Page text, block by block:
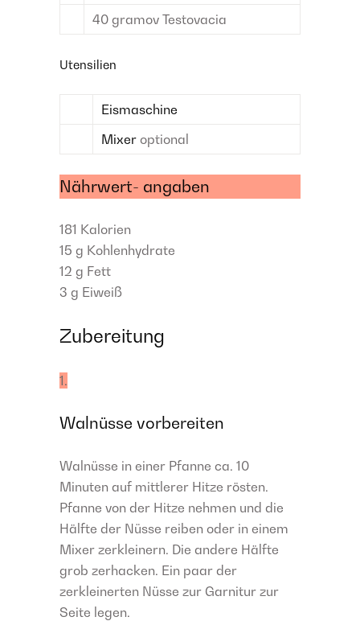
40 gramov Testovacia
Utensilien
Eismaschine
Mixer optional
Nährwert- angaben
181 Kalorien
15 g Kohlenhydrate
12 g Fett
3 g Eiweiß
Zubereitung
1.
Walnüsse vorbereiten
Walnüsse in einer Pfanne ca. 10
Minuten auf mittlerer Hitze rösten.
Pfanne von der Hitze nehmen und die
Hälfte der Nüsse reiben oder in einem
Mixer zerkleinern. Die andere Hälfte
grob zerhacken. Ein paar der
zerkleinerten Nüsse zur Garnitur zur
Seite legen.